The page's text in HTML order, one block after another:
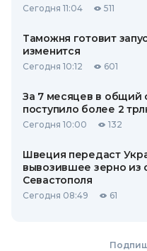
Сегодня 11:04 511
Таможня готовит
изменится
Сегодня 10:12 601
За 7 месяцев в
поступило более 2
Сегодня 10:00 132
Швеция передаст
вывозившее зерно из
Севастополя
Сегодня 08:49 61